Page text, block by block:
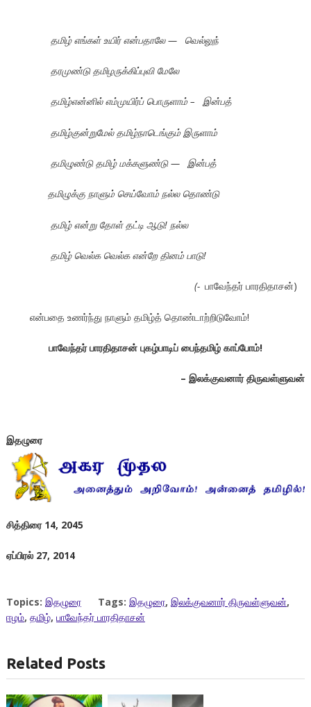
தமிழ் எங்கள் உயிர் என்பதாலே — வெல்லுந்
தரமுண்டு தமிழருக்கிப்புவி மேலே
தமிழ்என்னில் எம்முயிர்ப் பொருளாம் – இன்பத்
தமிழ்குன்றுமேல் தமிழ்நாடெங்கும் இருளாம்
தமிழுண்டு தமிழ் மக்களுண்டு — இன்பத்
தமிழுக்கு நாளும் செய்வோம் நல்ல தொண்டு
தமிழ் என்று தோள் தட்டி ஆடு! நல்ல
தமிழ் வெல்க வெல்க என்றே தினம் பாடு!
(- பாவேந்தர் பாரதிதாசன்)
என்பதை உணர்ந்து நாளும் தமிழ்த் தொண்டாற்றிடுவோம்!
பாவேந்தர் பாரதிதாசன் புகழ்பாடிப் பைந்தமிழ் காப்போம்!
–இலக்குவனார் திருவள்ளுவன்
இதழுரை
சித்திரை 14, 2045
ஏப்பிரல் 27, 2014
Topics: இதழுரை Tags: இதழுரை, இலக்குவனார் திருவள்ளுவன்,
ஈழம், தமிழ், பாவேந்தர் பாரதிதாசன்
Related Posts